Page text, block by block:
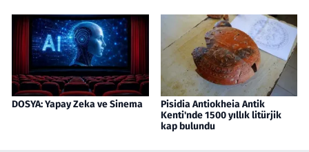
DOSYA: Yapay Zeka ve Sinema
Pisidia Antiokheia Antik
Kenti'nde 1500 yıllık litürjik
kap bulundu